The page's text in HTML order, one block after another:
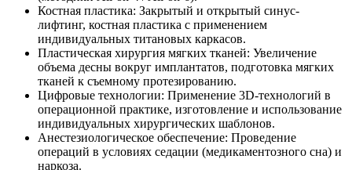
Костная пластика: Закрытый и открытый синус-
лифтинг, костная пластика с применением
индивидуальных титановых каркасов.
Пластическая хирургия мягких тканей: Увеличение
объема десны вокруг имплантатов, подготовка мягких
тканей к съемному протезированию.
Цифровые технологии: Применение 3D-технологий в
операционной практике, изготовление и использование
индивидуальных хирургических шаблонов.
Анестезиологическое обеспечение: Проведение
операций в условиях седации (медикаментозного сна) и
наркоза.